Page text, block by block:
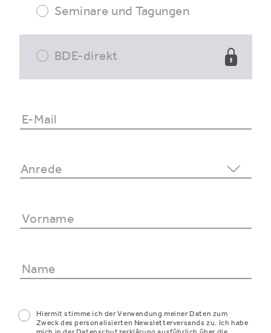
Seminare und Tagungen
BDE-direkt
Hiermit stimme ich der Verwendung meiner Daten zum
Zweck des personalisierten Newsletterversands zu. Ich habe